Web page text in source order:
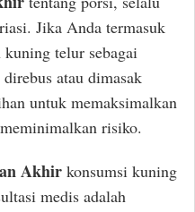
Jika Anda termasuk
telur sebagai
atau dimasak
untuk memaksimalkan
risiko.
Akhir konsumsi kuning
medis adalah